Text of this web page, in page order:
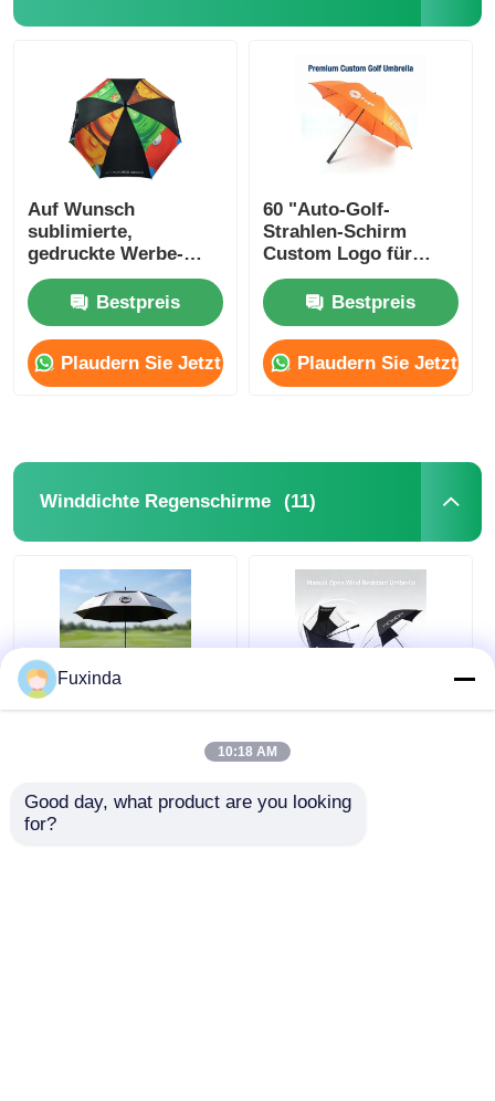
Auf Wunsch
sublimierte,
gedruckte Werbe-
Schirme
Automatisches
Öffnungs-Schirm
Bestpreis
Plaudern Sie Jetzt
60 "Auto-Golf-
Strahlen-Schirm
Custom Logo für
Nigeria
Geschäftsgeschenke
Bestpreis
Plaudern Sie Jetzt
Winddichte Regenschirme (11)
Bestpreis
winddicht, 60 Zoll
großer Regenschirm.
Bestpreis
Fuxinda
10:18 AM
Good day, what product are you looking
for?